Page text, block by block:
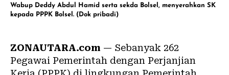
Wabup Deddy Abdul Hamid serta sekda Bolsel, menyerahkan SK
kepada PPPK Bolsel. (Dok pribadi)
ZONAUTARA.com — Sebanyak 262
Pegawai Pemerintah dengan Perjanjian